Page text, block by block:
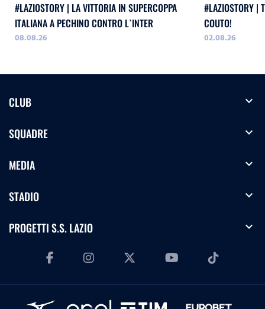
#LAZIOSTORY | LA VITTORIA IN SUPERCOPPA
ITALIANA A PECHINO CONTRO L`INTER
08.08.26
#LAZIOSTORY |
COUTO!
02.08.26
CLUB expand_more
SQUADRE expand_more
MEDIA expand_more
STADIO expand_more
PROGETTI S.S. LAZIO expand_more